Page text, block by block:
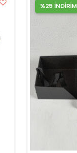
%25 İNDİRİM